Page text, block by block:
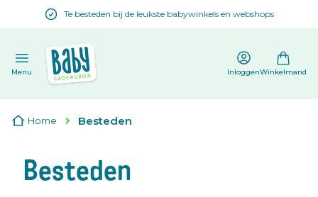
Te besteden bij de leukste babywinkels en webshops
Menu InloggenWinkelmand
Home Besteden
Besteden